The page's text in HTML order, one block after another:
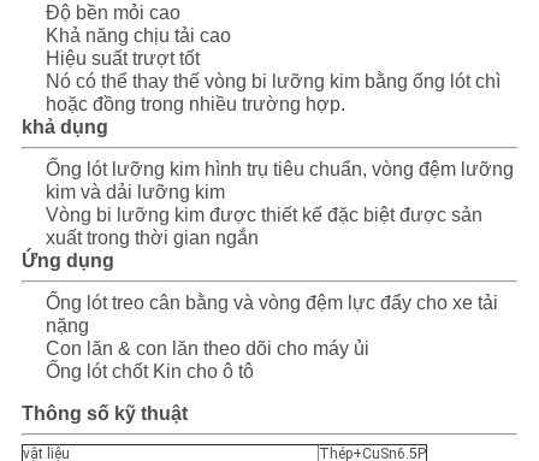
Độ bền mỏi cao
Khả năng chịu tải cao
Hiệu suất trượt tốt
Nó có thể thay thế vòng bi lưỡng kim bằng ống lót chì
hoặc đồng trong nhiều trường hợp.
khả dụng
Ống lót lưỡng kim hình trụ tiêu chuẩn, vòng đệm lưỡng
kim và dải lưỡng kim
Vòng bi lưỡng kim được thiết kế đặc biệt được sản
xuất trong thời gian ngắn
Ứng dụng
Ống lót treo cân bằng và vòng đệm lực đẩy cho xe tải
nặng
Con lăn & con lăn theo dõi cho máy ủi
Ống lót chốt Kin cho ô tô
Thông số kỹ thuật
vật liệu Thép+CuSn6.5P